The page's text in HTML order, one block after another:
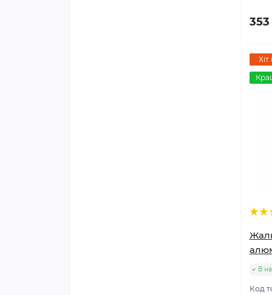
353
В
Код